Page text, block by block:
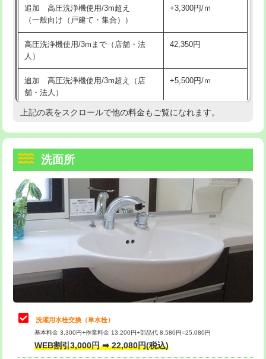
マス交換（深さ50㎝以上） 66,000円
コンクリート斫り（厚さ10㎝まで） 27,500円
コンクリート斫り（厚さ10㎝超え）
モルタル補修（厚さ10㎝まで）
モルタル補修（厚さ10㎝超え） 38,500円
洗面台設置 38,500円
追加人工
廃棄・処分 現場見積
※給水管工事は20mmまでの価格です。
持込商品取付（混合水栓） 16,500円
給水管工事※（ホール加工)
給水管工事※（バンド止め) 3,300円
給水管工事※（支持金具設置) 5,500円
給水管工事※（保温材使用（バンド止
め込み）)
5,500円
給水管工事※（土の掘削・埋め戻し作
業)
11,000円
給水管工事※（塩ビ管（VP・HI）使
用/3ｍまで)
33,000円
給水管工事※（塩ビ管（VP・HI）使
用（追加）/3ｍ超え)
給水管工事※（ライニング鋼管・銅
管・ポリ管・HT管使用/3ｍまで)
44,000円
給水管工事※（ライニング鋼管・銅
管・ポリ管・HT管使用/3ｍ超え)
排水管工事（土の掘削・埋め戻し作
追加 高圧洗浄機使用/3m超え
（一般向け（戸建て・集合））
+3,300円/ｍ
高圧洗浄機使用/3mまで（店舗・法
人）
42,350円
追加 高圧洗浄機使用/3m超え（店
舗・法人）
+5,500円/ｍ
高度高圧洗浄換 現地調査
トーラー機使用/3mまで
追加トーラー機使用/3m超え +3,300円
カメラ調査 33,000円
桝清掃
止水・漏水調査・防水処理・清掃・修
理・調整・分解・加工など（軽作業）
11,000円
止水・漏水調査・防水処理・清掃・修
理・調整・分解・加工など（中作業）
22,000円
止水・漏水調査・防水処理・清掃・修
理・調整・分解・加工など（重作業）
33,000円
上記の表をスクロールで他の料金もご覧になれます。
洗面所
洗濯用水栓交換（単水栓）
基本料金 3,300円+作業料金 13,200円+部品代 8,580円=25,080円
WEB割引3,000円 ➡ 22,080円(税込)